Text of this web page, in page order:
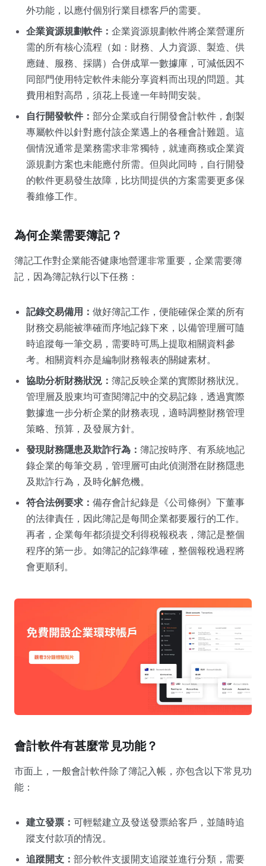
外功能，以應付個別行業目標客戶的需要。
企業資源規劃軟件： 企業資源規劃軟件將企業營運所
需的所有核心流程（如：財務、人力資源、製造、供
應鏈、服務、採購）合併成單一數據庫，可減低因不
同部門使用特定軟件未能分享資料而出現的問題。其
費用相對高昂，須花上長達一年時間安裝。
自行開發軟件： 部分企業或自行開發會計軟件，創製
專屬軟件以針對應付該企業遇上的各種會計難題。這
個情況通常是業務需求非常獨特，就連商務或企業資
源規劃方案也未能應付所需。但與此同時，自行開發
的軟件更易發生故障，比坊間提供的方案需要更多保
養維修工作。
為何企業需要簿記？
簿記工作對企業能否健康地營運非常重要，企業需要簿
記，因為簿記執行以下任務：
記錄交易備用： 做好簿記工作，便能確保企業的所有
財務交易能被準確而序地記錄下來，以備管理層可隨
時追蹤每一筆交易，需要時可馬上提取相關資料參
考。相關資料亦是編制財務報表的關鍵素材。
協助分析財務狀況： 簿記反映企業的實際財務狀況。
管理層及股東均可查閱簿記中的交易記錄，透過實際
數據進一步分析企業的財務表現，適時調整財務管理
策略、預算，及發展方針。
發現財務隱患及欺詐行為： 簿記按時序、有系統地記
錄企業的每筆交易，管理層可由此偵測潛在財務隱患
及欺詐行為，及時化解危機。
符合法例要求： 備存會計紀錄是《公司條例》下董事
的法律責任，因此簿記是每間企業都要履行的工作。
再者，企業每年都須提交利得税報税表，簿記是整個
程序的第一步。如簿記的記錄準確，整個報稅過程將
會更順利。
會計軟件有甚麼常見功能？
市面上，一般會計軟件除了簿記入帳，亦包含以下常見功
能：
建立發票： 可輕鬆建立及發送發票給客戶，並隨時追
蹤支付款項的情況。
追蹤開支： 部分軟件支援開支追蹤並進行分類，需要